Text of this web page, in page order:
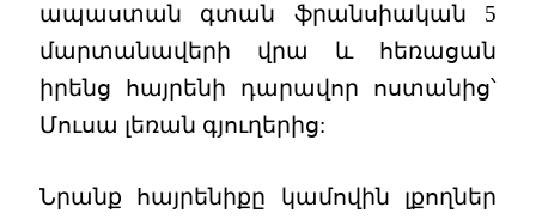
ապաստան գտան ֆրանսիական 5
մարտանավերի վրա և հեռացան
իրենց հայրենի դարավոր ոստանից՝
Մուսա լեռան գյուղերից:
Նրանք հայրենիքը կամովին լքողներ